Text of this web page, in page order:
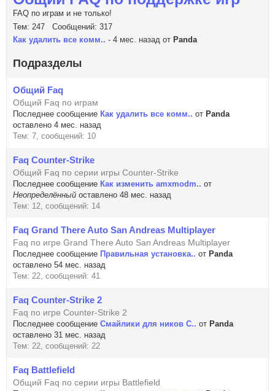
FAQ по играм и не только!
Тем: 247 Сообщений: 317
Как удалить все комм.. - 4 мес. назад от Panda
Подразделы
Общий Faq
Общий Faq по играм
Последнее сообщение Как удалить все комм.. от Panda
оставлено 4 мес. назад
Тем: 7, сообщений: 10
Faq Counter-Strike
Общий Faq по серии игры Counter-Strike
Последнее сообщение Как изменить amxmodm.. от
Неопределённый оставлено 48 мес. назад
Тем: 12, сообщений: 14
Faq Grand There Auto San Andreas Multiplayer
Faq по игре Grand There Auto San Andreas Multiplayer
Последнее сообщение Правильная установка.. от Panda
оставлено 54 мес. назад
Тем: 22, сообщений: 41
Faq Counter-Strike 2
Faq по игре Counter-Strike 2
Последнее сообщение Смайлики для ников C.. от Panda
оставлено 31 мес. назад
Тем: 22, сообщений: 22
Faq Battlefield
Общий Faq по серии игры Battlefield